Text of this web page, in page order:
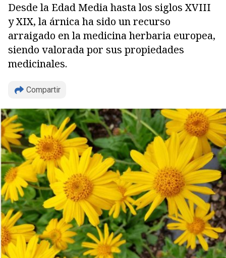
Desde la Edad Media hasta los siglos XVIII
y XIX, la árnica ha sido un recurso
arraigado en la medicina herbaria europea,
siendo valorada por sus propiedades
medicinales.
Compartir